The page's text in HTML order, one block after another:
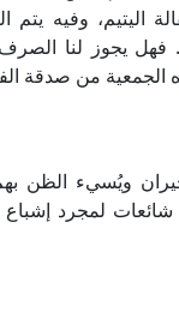
اليتيم، وفيه يتم
فهل يجوز لنا
الجمعية من
ويُسيء الظن
شائعات لمجرد